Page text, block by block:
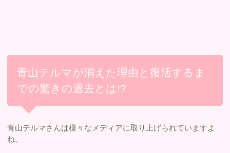
青山テルマが消えた理由と復活するま
での驚きの過去とは!?
青山テルマさんは様々なメディアに取り上げられていますよ
ね。